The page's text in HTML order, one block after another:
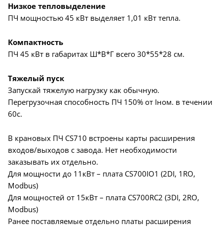
Низкое тепловыделение
ПЧ мощностью 45 кВт выделяет 1,01 кВт тепла.
Компактность
ПЧ 45 кВт в габаритах Ш*В*Г всего 30*55*28 см.
Тяжелый пуск
Запускай тяжелую нагрузку как обычную.
Перегрузочная способность ПЧ 150% от Iном. в течении
60с.
В крановых ПЧ CS710 встроены карты расширения
входов/выходов с завода. Нет необходимости
заказывать их отдельно.
Для мощности до 11кВт – плата CS700IO1 (2DI, 1RO,
Modbus)
Для мощностей от 15кВт – плата CS700RC2 (3DI, 2RO,
Modbus)
Ранее поставляемые отдельно платы расширения